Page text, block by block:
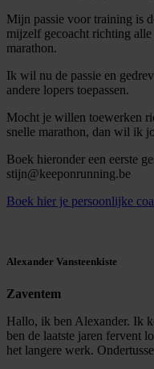
Mijn passie voor training is
mijzelf gecoacht richting
marathon.
Ik wil nu de passie en
andere lopers toepassen.
Mocht je willen toewerken
snelle marathon, dan wil ik
Boek hieronder een eerste
stijn@keeponrunning.be
Boek hier je persoonlijke
Alexander Vansteenkiste
Zaventem
Hallo, ik ben Alexander. Ik
ben de laatste jaren fervent
het langere werk.